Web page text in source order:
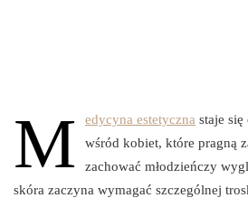
M edycyna estetyczna staje
wśród kobiet, które pragną
zachować młodzieńczy
skóra zaczyna wymagać szczególnej